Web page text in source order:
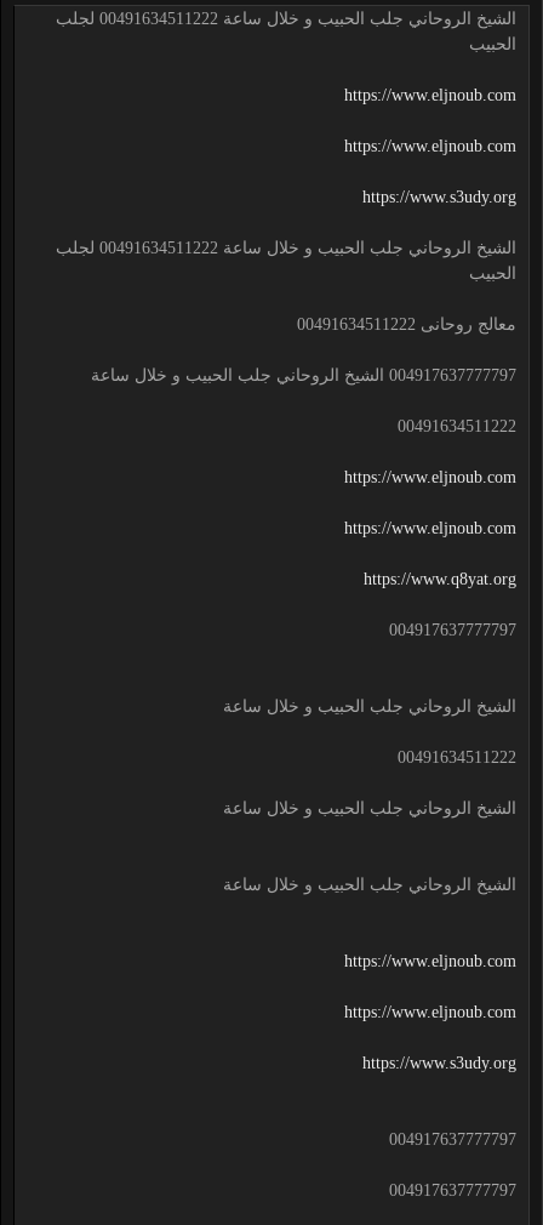
الشيخ الروحاني جلب الحبيب و خلال ساعة 00491634511222 لجلب
الحبيب
https://www.eljnoub.com
https://www.eljnoub.com
https://www.s3udy.org
الشيخ الروحاني جلب الحبيب و خلال ساعة 00491634511222 لجلب
الحبيب
معالج روحانى 00491634511222
004917637777797 الشيخ الروحاني جلب الحبيب و خلال ساعة
00491634511222
https://www.eljnoub.com
https://www.eljnoub.com
https://www.q8yat.org
004917637777797
الشيخ الروحاني جلب الحبيب و خلال ساعة
00491634511222
الشيخ الروحاني جلب الحبيب و خلال ساعة
الشيخ الروحاني جلب الحبيب و خلال ساعة
https://www.eljnoub.com
https://www.eljnoub.com
https://www.s3udy.org
004917637777797
004917637777797